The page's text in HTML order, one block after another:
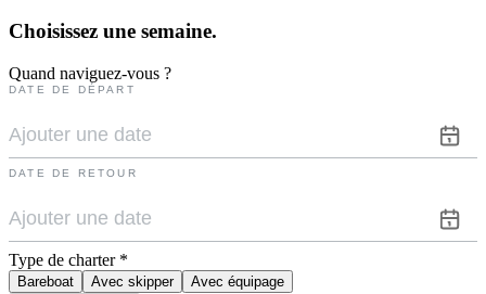
Choisissez une semaine.
Quand naviguez-vous ?
DATE DE DÉPART
DATE DE RETOUR
Type de charter *
Bareboat Avec skipper
Avec équipage